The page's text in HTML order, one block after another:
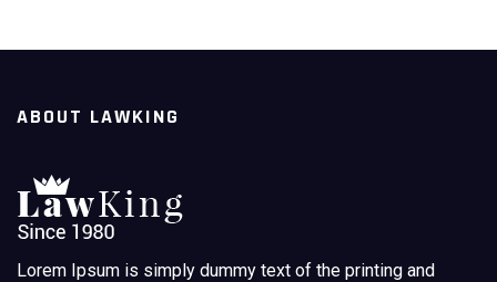
ABOUT LAWKING
Lorem Ipsum is simply dummy text of the printing and